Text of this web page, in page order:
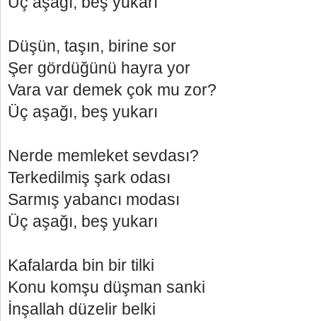
Düşün, taşın, birine sor
Şer gördüğünü hayra yor
Vara var demek çok mu zor?
Üç aşağı, beş yukarı
Nerde memleket sevdası?
Terkedilmiş şark odası
Sarmış yabancı modası
Üç aşağı, beş yukarı
Kafalarda bin bir tilki
Konu komşu düşman sanki
İnşallah düzelir belki